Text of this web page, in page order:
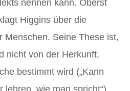
nennen kann. Oberst
Higgins über die
Menschen. Seine These ist,
nicht von der Herkunft,
bestimmt wird („Kann
lehren, wie man spricht“).